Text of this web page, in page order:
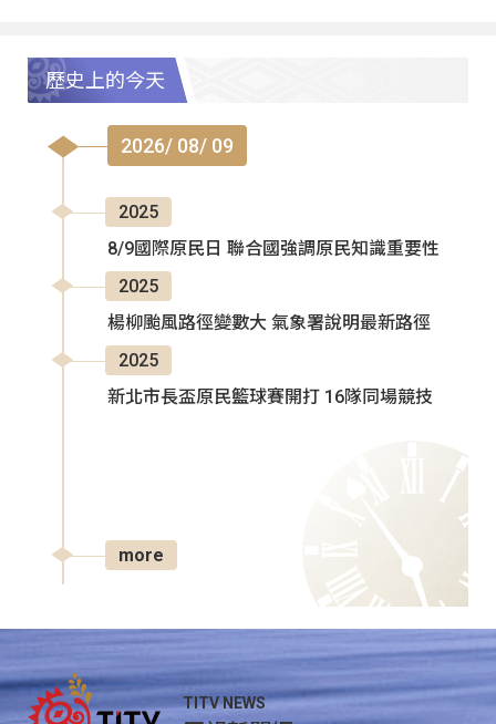
歷史上的今天
2026/ 08/ 09
2025
8/9國際原民日 聯合國強調原民知識重要性
2025
楊柳颱風路徑變數大 氣象署說明最新路徑
2025
新北市長盃原民籃球賽開打 16隊同場競技
more
TITV NEWS